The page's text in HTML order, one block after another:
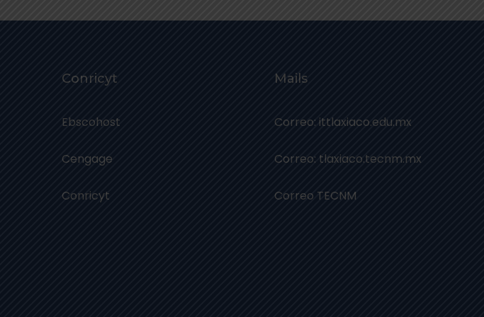
Conricyt
Ebscohost
Cengage
Conricyt
Mails
Correo: ittlaxiaco.edu.mx
Correo: tlaxiaco.tecnm.mx
Correo TECNM